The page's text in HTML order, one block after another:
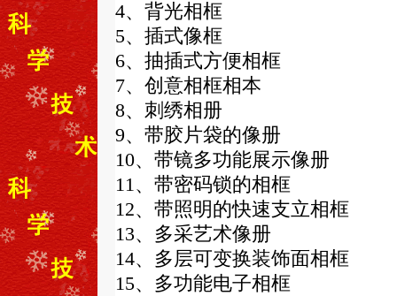
4、背光相框
5、插式像框
6、抽插式方便相框
7、创意相框相本
8、刺绣相册
9、带胶片袋的像册
10、带镜多功能展示像册
11、带密码锁的相框
12、带照明的快速支立相框
13、多采艺术像册
14、多层可变换装饰面相框
15、多功能电子相框